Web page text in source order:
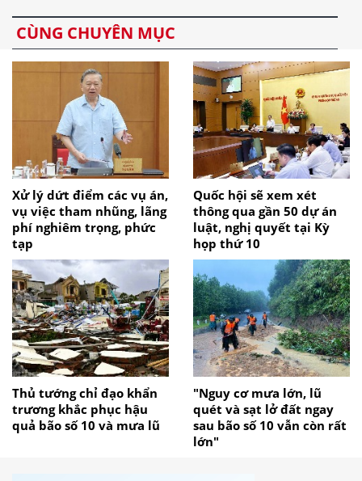
CÙNG CHUYÊN MỤC
Xử lý dứt điểm các vụ án,
vụ việc tham nhũng, lãng
phí nghiêm trọng, phức
tạp
Quốc hội sẽ xem xét
thông qua gần 50 dự án
luật, nghị quyết tại Kỳ
họp thứ 10
Thủ tướng chỉ đạo khẩn
trương khắc phục hậu
quả bão số 10 và mưa lũ
"Nguy cơ mưa lớn, lũ
quét và sạt lở đất ngay
sau bão số 10 vẫn còn rất
lớn"